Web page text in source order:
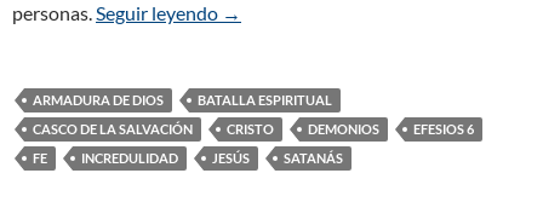
personas.Seguir leyendo El Casco de la Salvación de la
→
ARMADURA DE DIOS
BATALLA ESPIRITUAL
CASCO DE LA SALVACIÓN
CRISTO DEMONIOS
EFESIOS 6
FE
INCREDULIDAD JESÚS SATANÁS